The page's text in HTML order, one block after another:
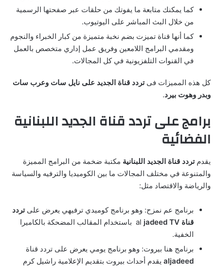
كما يمكنك متابعة ما يفوتك من حلقات عبر صفحتها الرسمية
من خلال البث المباشر على اليوتيوب.
كما أنها قناة تميزت بضم نخبة متميزة من كبار الخبراء والنجوم
ومقدمي البرامج اللامعين وفريق عمل إداري متخصص بالعمل
في القنوات التلفزيونية في كل المجالات.
كل هذه المميزات فىتردد قناة الجديد على نايل سات وعرب سات
وبدر وهوت بيرد.
برامج على تردد قناة الجديد اللبنانية
الفضائية
يقدمتردد قناة الجديد اللبنانية مكتبة ضخمة من البرامج المميزة
والمتنوعة في مختلف المجالات ما بين الكوميديا والترفيه والسياسة
والرياضة والاقتصاد مثل:
برنامج عم نمزح: وهو برنامج كوميدي ترفيهي يعرض علىتردد
قناة
al jadeed TV
باستخدام المقالب المضحكة بالكاميرا
الخفية.
برنامج هنا بيروت: وهو برنامج يومي يعرض على تردد قناة
aljadeed يقدم أحداث بيروت بتقديم الإعلامية راشيل كرم